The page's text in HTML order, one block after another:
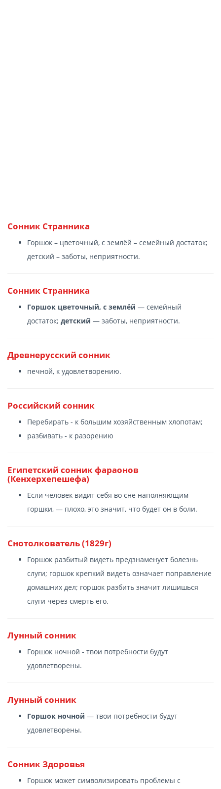
Сонник Странника
Горшок – цветочный, с землёй – семейный достаток;
детский – заботы, неприятности.
Сонник Странника
Горшок цветочный, с землёй — семейный
достаток; детский — заботы, неприятности.
Древнерусский сонник
печной, к удовлетворению.
Российский сонник
Перебирать - к большим хозяйственным хлопотам;
разбивать - к разорению
Египетский сонник фараонов
(Кенхерхепешефа)
Если человек видит себя во сне наполняющим
горшки, — плохо, это значит, что будет он в боли.
Снотолкователь (1829г)
Горшок разбитый видеть предзнаменует болезнь
слуги; горшок крепкий видеть означает поправление
домашних дел; горшок разбить значит лишишься
слуги через смерть его.
Лунный сонник
Горшок ночной - твои потребности будут
удовлетворены.
Лунный сонник
Горшок ночной — твои потребности будут
удовлетворены.
Сонник Здоровья
Горшок может символизировать проблемы с